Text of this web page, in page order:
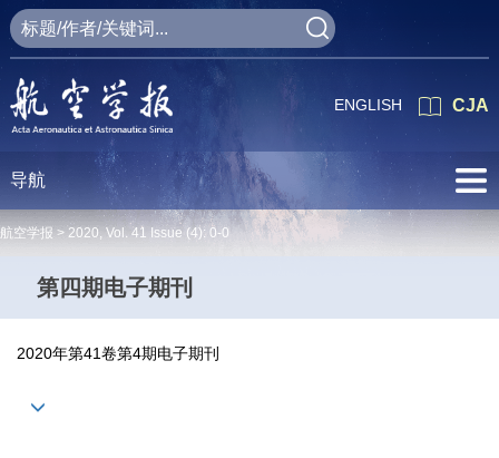
CJA
ENGLISH
导航
航空学报 > 2020, Vol. 41 Issue (4): 0-0
第四期电子期刊
2020年第41卷第4期电子期刊